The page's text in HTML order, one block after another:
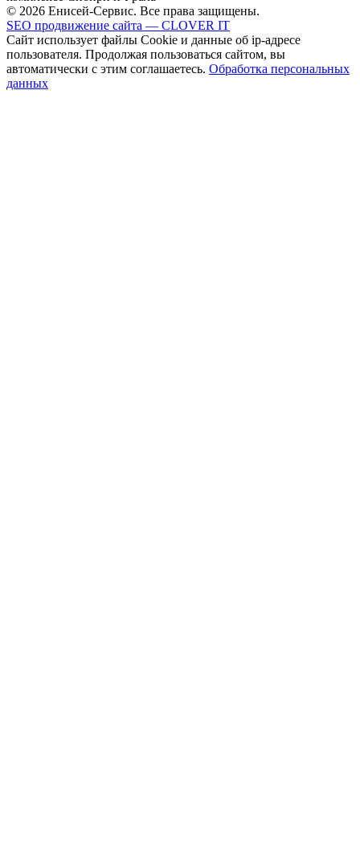
© 2026 Енисей-Сервис. Все права защищены.
SEO продвижение сайта — CLOVER IT
Сайт использует файлы Cookie и данные об ip-адресе
пользователя. Продолжая пользоваться сайтом, вы
автоматически с этим соглашаетесь. Обработка персональных
данных